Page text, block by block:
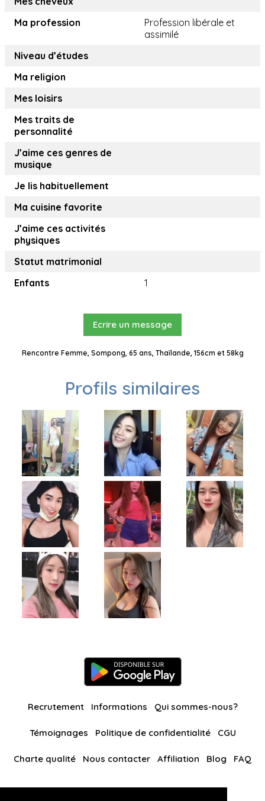
Ma profession
Profession libérale et
assimilé
Niveau d’études
Ma religion
Mes loisirs
Mes traits de
personnalité
J’aime ces genres de
musique
Je lis habituellement
Ma cuisine favorite
J’aime ces activités
physiques
Statut matrimonial
Enfants
1
Ecrire un message
Rencontre Femme, Sompong, 65 ans, Thaïlande, 156cm et 58kg
Profils similaires
Recrutement Informations Qui sommes-nous?
Témoignages Politique de confidentialité CGU
Charte qualité Nous contacter Affiliation Blog FAQ